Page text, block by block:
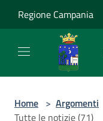
Regione Campania
Home > Argomenti
Tutte le notizie (71)